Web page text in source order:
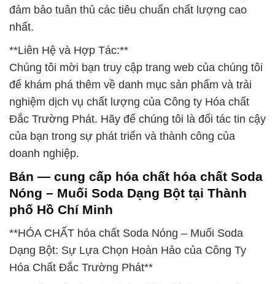
đảm bảo tuân thủ các tiêu chuẩn chất lượng cao
nhất.
**Liên Hệ và Hợp Tác:**
Chúng tôi mời bạn truy cập trang web của chúng tôi
để khám phá thêm về danh mục sản phẩm và trải
nghiệm dịch vụ chất lượng của Công ty Hóa chất
Đắc Trường Phát. Hãy để chúng tôi là đối tác tin cậy
của bạn trong sự phát triển và thành công của
doanh nghiệp.
Bán — cung cấp hóa chất hóa chất Soda
Nóng – Muối Soda Dạng Bột tại Thành
phố Hồ Chí Minh
**HÓA CHẤT hóa chất Soda Nóng – Muối Soda
Dạng Bột: Sự Lựa Chọn Hoàn Hảo của Công Ty
Hóa Chất Đắc Trường Phát**